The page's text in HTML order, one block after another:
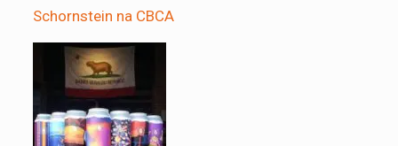
Schornstein na CBCA